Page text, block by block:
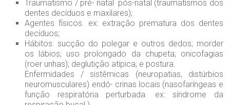
Traumatismo / pré- natal pós-natal (traumatismos dos
dentes decíduos e maxilares);
Agentes físicos. ex: extração prematura dos dentes
decíduos;
Hábitos: sucção do polegar e outros dedos; morder
os lábios; uso prolongado da chupeta; onicofagias
(roer unhas); deglutição atípica; e postura.
Enfermidades / sistêmicas (neuropatias, distúrbios
neuromusculares) endó- crinas locais (nasofaríngeas e
função respiratória perturbada. ex: síndrome da